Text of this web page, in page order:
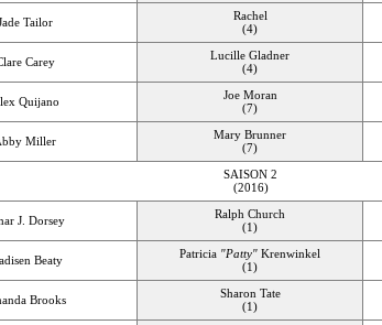
Tailor
Rachel
(4)
Carey
Lucille Gladner
(4)
Quijano
Joe Moran
(7)
Miller
Mary Brunner
(7)
SAISON 2
(2016)
J. Dorsey
Ralph Church
(1)
Beaty Patricia "Patty" Krenwinkel
(1)
Brooks
Sharon Tate
(1)